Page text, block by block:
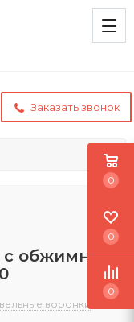
Заказать звонок
с обжимным
воронки
0
0
0